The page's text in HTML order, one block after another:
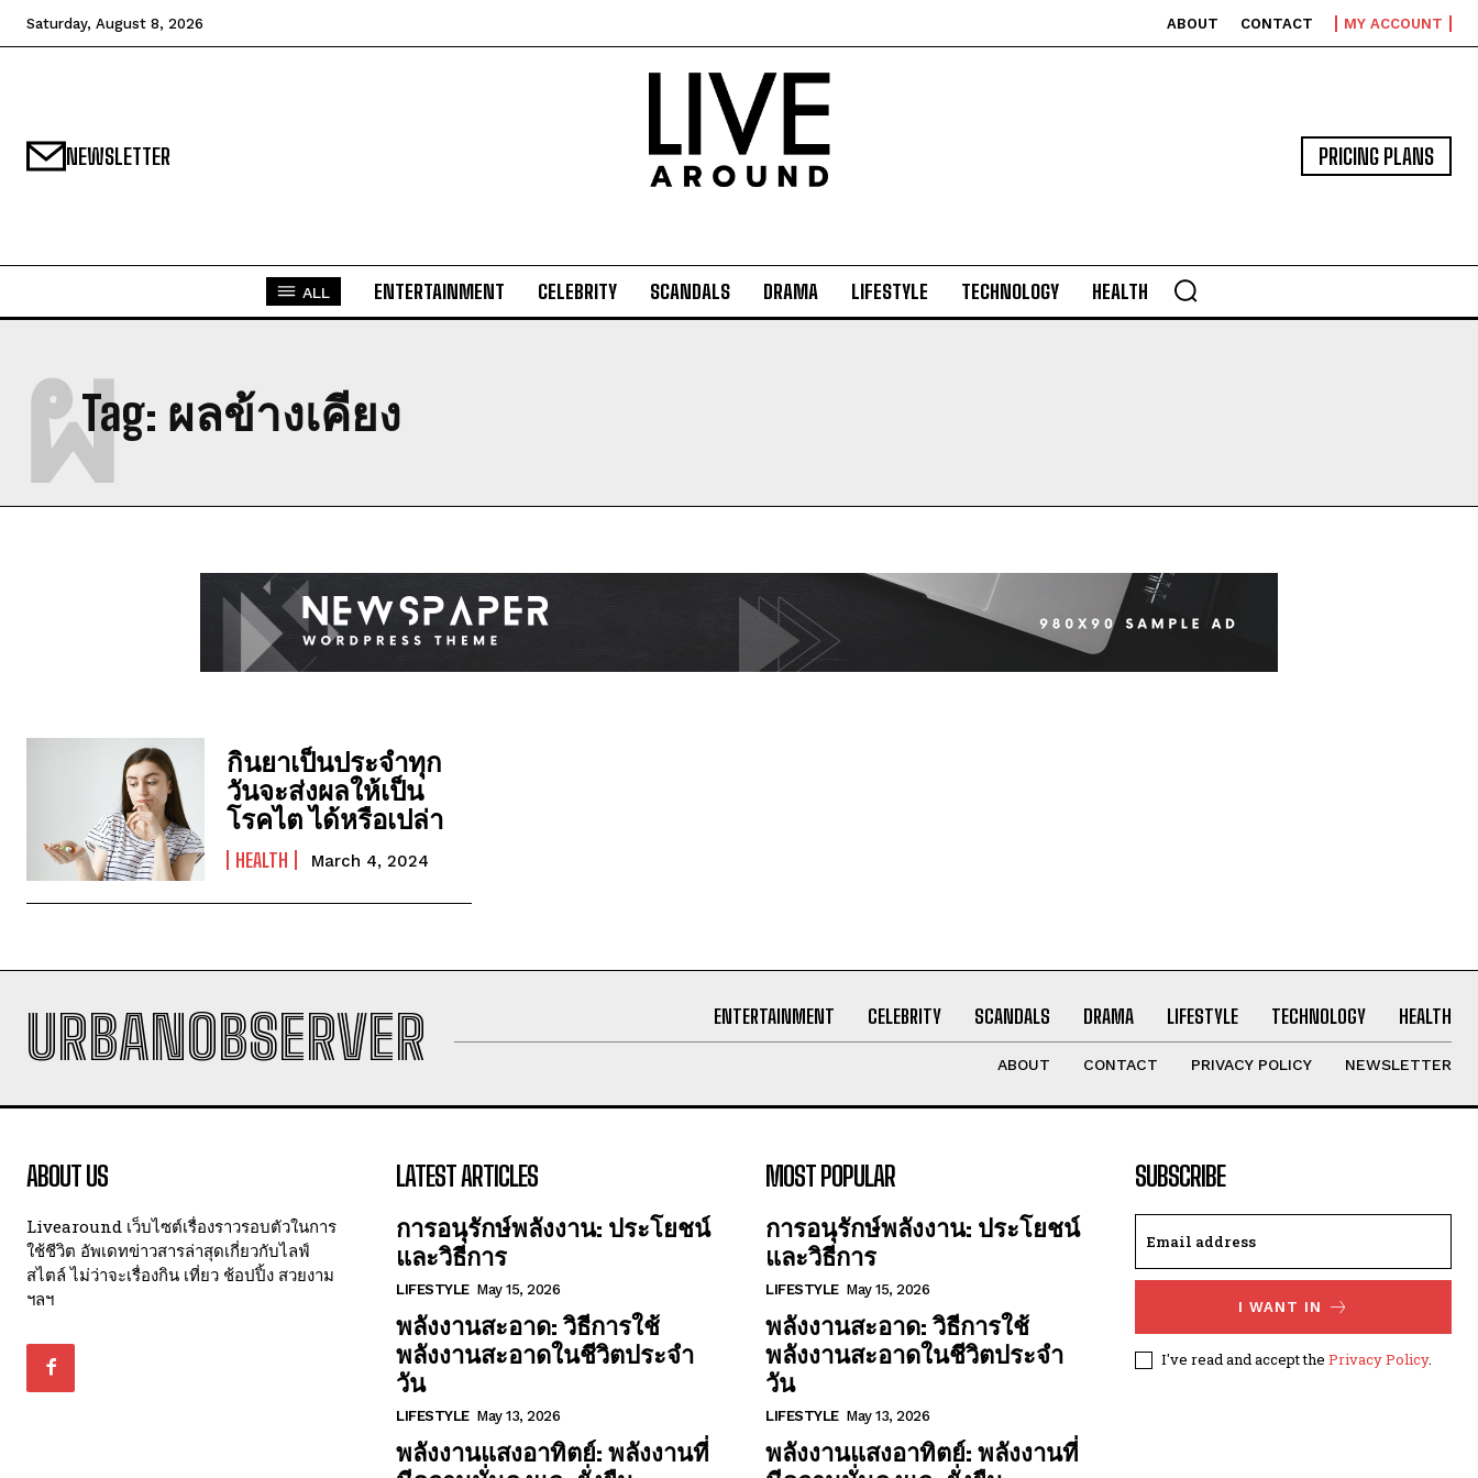
I've read and accept the Privacy Policy.
Saturday, August 8, 2026 ABOUT CONTACT MY ACCOUNT
NEWSLETTER PRICING PLANS
ALL ENTERTAINMENT CELEBRITY SCANDALS DRAMA LIFESTYLE TECHNOLOGY HEALTH
Tag: ผลข้างเคียง
ผ
กินยาเป็นประจำทุก
วันจะส่งผลให้เป็น
โรคไต ได้หรือเปล่า
HEALTH March 4, 2024
URBANOBSERVER ENTERTAINMENT CELEBRITY SCANDALS DRAMA LIFESTYLE TECHNOLOGY HEALTH
ABOUT CONTACT PRIVACY POLICY NEWSLETTER
ABOUT US
Livearound เว็บไซต์เรื่องราวรอบตัวในการ
ใช้ชีวิต อัพเดทข่าวสารล่าสุดเกี่ยวกับไลฟ์
สไตล์ ไม่ว่าจะเรื่องกิน เที่ยว ช้อปปิ้ง สวยงาม
ฯลฯ
LATEST ARTICLES
การอนุรักษ์พลังงาน: ประโยชน์
และวิธีการ
LIFESTYLE May 15, 2026
พลังงานสะอาด: วิธีการใช้
พลังงานสะอาดในชีวิตประจำ
วัน
LIFESTYLE May 13, 2026
พลังงานแสงอาทิตย์: พลังงานที่
MOST POPULAR
การอนุรักษ์พลังงาน: ประโยชน์
และวิธีการ
LIFESTYLE May 15, 2026
พลังงานสะอาด: วิธีการใช้
พลังงานสะอาดในชีวิตประจำ
วัน
LIFESTYLE May 13, 2026
พลังงานแสงอาทิตย์: พลังงานที่
SUBSCRIBE
I WANT IN
I've read and accept the Privacy Policy.